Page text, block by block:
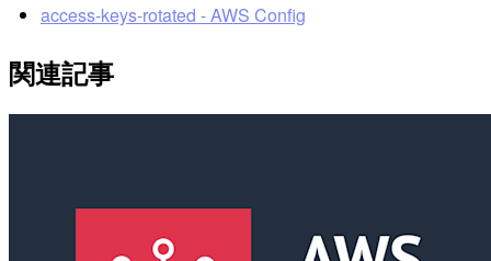
access-keys-rotated - AWS Config
関連記事